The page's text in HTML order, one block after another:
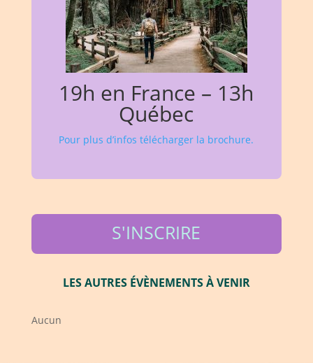
19h en France – 13h
Québec
Pour plus d’infos télécharger la brochure.
S'INSCRIRE
LES AUTRES ÉVÈNEMENTS À VENIR
Aucun